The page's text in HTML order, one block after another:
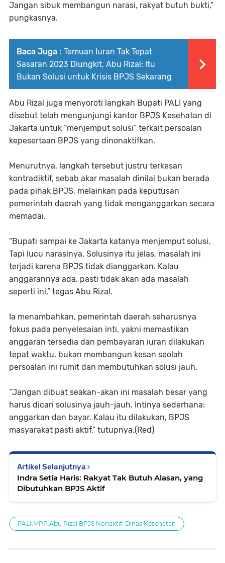
Jangan sibuk membangun narasi, rakyat butuh bukti,”
pungkasnya.
Baca Juga : Temuan Iuran Tak Tepat
Sasaran 2023 Diungkit, Abu Rizal: Itu
Bukan Solusi untuk Krisis BPJS Sekarang
Abu Rizal juga menyoroti langkah Bupati PALI yang
disebut telah mengunjungi kantor BPJS Kesehatan di
Jakarta untuk “menjemput solusi” terkait persoalan
kepesertaan BPJS yang dinonaktifkan.
Menurutnya, langkah tersebut justru terkesan
kontradiktif, sebab akar masalah dinilai bukan berada
pada pihak BPJS, melainkan pada keputusan
pemerintah daerah yang tidak menganggarkan secara
memadai.
“Bupati sampai ke Jakarta katanya menjemput solusi.
Tapi lucu narasinya. Solusinya itu jelas, masalah ini
terjadi karena BPJS tidak dianggarkan. Kalau
anggarannya ada, pasti tidak akan ada masalah
seperti ini,” tegas Abu Rizal.
Ia menambahkan, pemerintah daerah seharusnya
fokus pada penyelesaian inti, yakni memastikan
anggaran tersedia dan pembayaran iuran dilakukan
tepat waktu, bukan membangun kesan seolah
persoalan ini rumit dan membutuhkan solusi jauh.
“Jangan dibuat seakan-akan ini masalah besar yang
harus dicari solusinya jauh-jauh. Intinya sederhana:
anggarkan dan bayar. Kalau itu dilakukan, BPJS
masyarakat pasti aktif,” tutupnya.(Red)
Artikel Selanjutnya
Indra Setia Haris: Rakyat Tak Butuh Alasan, yang
Dibutuhkan BPJS Aktif
PALI.MPP.Abu Rizal.BPJS Nonaktif. Dinas Kesehatan